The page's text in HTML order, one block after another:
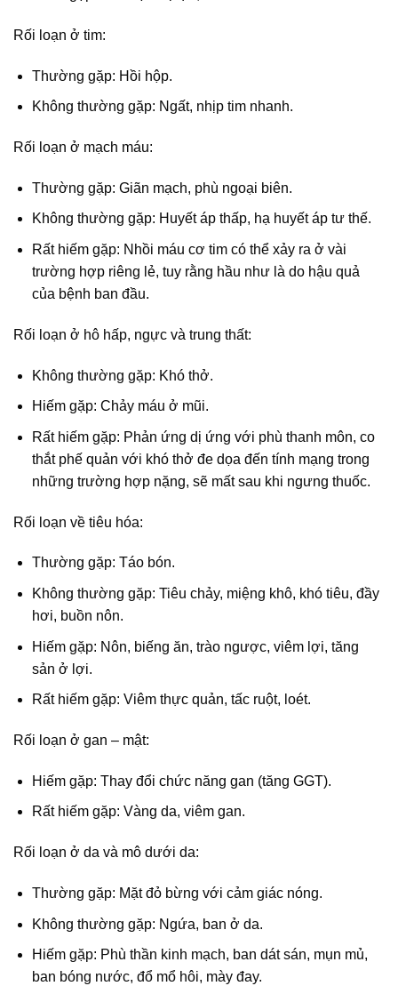
Rối loạn ở tim:
Thường gặp: Hồi hộp.
Không thường gặp: Ngất, nhịp tim nhanh.
Rối loạn ở mạch máu:
Thường gặp: Giãn mạch, phù ngoại biên.
Không thường gặp: Huyết áp thấp, hạ huyết áp tư thế.
Rất hiếm gặp: Nhồi máu cơ tim có thể xảy ra ở vài
trường hợp riêng lẻ, tuy rằng hầu như là do hậu quả
của bệnh ban đầu.
Rối loạn ở hô hấp, ngực và trung thất:
Không thường gặp: Khó thở.
Hiếm gặp: Chảy máu ở mũi.
Rất hiếm gặp: Phản ứng dị ứng với phù thanh môn, co
thắt phế quản với khó thở đe dọa đến tính mạng trong
những trường hợp nặng, sẽ mất sau khi ngưng thuốc.
Rối loạn về tiêu hóa:
Thường gặp: Táo bón.
Không thường gặp: Tiêu chảy, miệng khô, khó tiêu, đầy
hơi, buồn nôn.
Hiếm gặp: Nôn, biếng ăn, trào ngược, viêm lợi, tăng
sản ở lợi.
Rất hiếm gặp: Viêm thực quản, tấc ruột, loét.
Rối loạn ở gan – mật:
Hiếm gặp: Thay đổi chức năng gan (tăng GGT).
Rất hiếm gặp: Vàng da, viêm gan.
Rối loạn ở da và mô dưới da:
Thường gặp: Mặt đỏ bừng với cảm giác nóng.
Không thường gặp: Ngứa, ban ở da.
Hiếm gặp: Phù thần kinh mạch, ban dát sán, mụn mủ,
ban bóng nước, đổ mổ hôi, mày đay.